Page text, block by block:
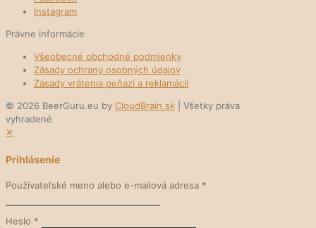
Instagram
Právne informácie
Všeobecné obchodné podmienky
Zásady ochrany osobných údajov
Zásady vrátenia peňazí a reklamácií
© 2026 BeerGuru.eu by CloudBrain.sk | Všetky práva
vyhradené
✕
Prihlásenie
Používateľské meno alebo e-mailová adresa *
Heslo *